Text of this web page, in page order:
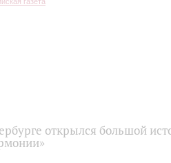
открылся большой